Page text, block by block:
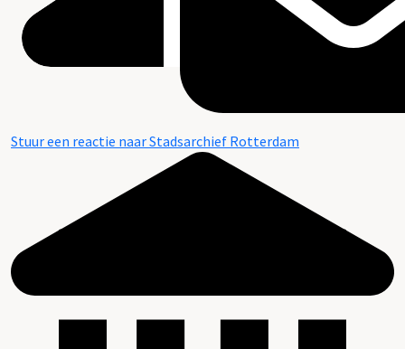
Stuur een reactie naar Stadsarchief Rotterdam